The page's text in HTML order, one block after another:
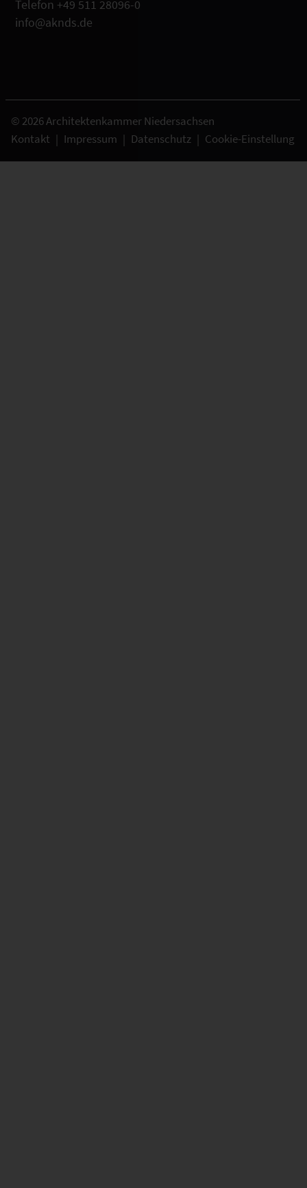
Telefon +49 511 28096-0
info@aknds.de
© 2026 Architektenkammer Niedersachsen
Kontakt | Impressum | Datenschutz | Cookie-Einstellung